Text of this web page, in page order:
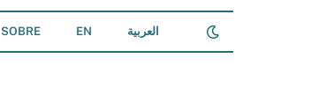
SOBRE EN العربية